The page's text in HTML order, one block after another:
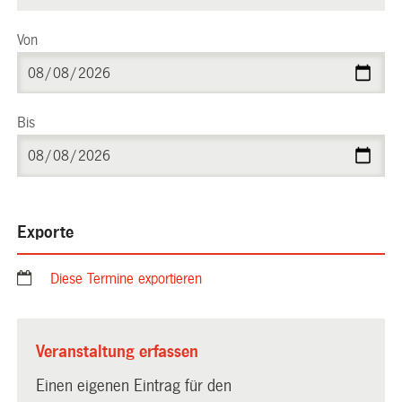
Von
Bis
Exporte
Diese Termine exportieren
Veranstaltung erfassen
Einen eigenen Eintrag für den